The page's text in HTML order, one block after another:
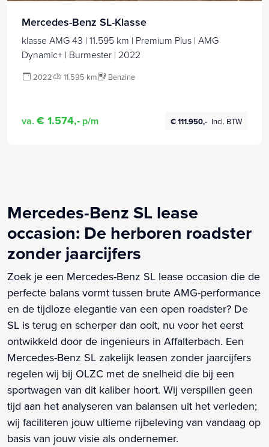
Mercedes-Benz SL-Klasse
klasse AMG 43 | 11.595 km | Premium Plus | AMG
Dynamic+ | Burmester | 2022
2022 11.595 km Benzine
va. € 1.574,- p/m € 111.950,- Incl. BTW
Mercedes-Benz SL lease
occasion: De herboren roadster
zonder jaarcijfers
Zoek je een Mercedes-Benz SL lease occasion die de
perfecte balans vormt tussen brute AMG-performance
en de tijdloze elegantie van een open roadster? De
SL is terug en scherper dan ooit, nu voor het eerst
ontwikkeld door de ingenieurs in Affalterbach. Een
Mercedes-Benz SL zakelijk leasen zonder jaarcijfers
regelen wij bij OLZC met de snelheid die bij een
sportwagen van dit kaliber hoort. Wij verspillen geen
tijd aan het analyseren van balansen uit het verleden;
wij faciliteren jouw ultieme rijbeleving van vandaag op
basis van jouw visie als ondernemer.